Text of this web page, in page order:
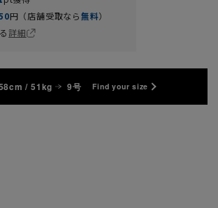
円（店舗受取なら無料）
詳細
/ 51kg 9号 Find your size